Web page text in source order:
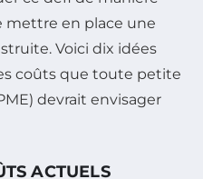
mettre en place une
Voici dix idées
coûts que toute petite
devrait envisager
ACTUELS